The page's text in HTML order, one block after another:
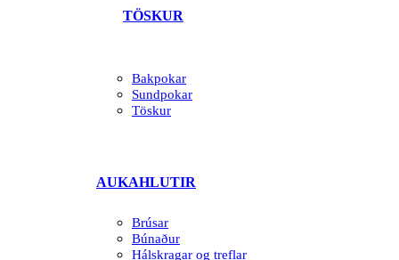
TÖSKUR
Bakpokar
Sundpokar
Töskur
AUKAHLUTIR
Brúsar
Búnaður
Hálskragar og treflar